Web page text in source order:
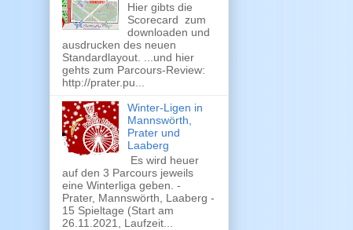
Hier gibts die
Scorecard zum
downloaden und
ausdrucken des neuen
Standardlayout. ...und hier
gehts zum Parcours-Review:
http://prater.pu...
Winter-Ligen in
Mannswörth,
Prater und
Laaberg
Es wird heuer
auf den 3 Parcours jeweils
eine Winterliga geben. -
Prater, Mannswörth, Laaberg -
15 Spieltage (Start am
26.11.2021, Laufzeit...